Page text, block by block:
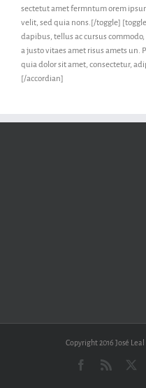
sectetut amet fermntum orem
velit, sed quia nons.[/toggle]
dapibus, tellus ac cursus
a justo vitaes amet risus amets un.
quia dolor sit amet, consectetur,
[/accordian]
Copyright 2016 José
Facebook
Rss